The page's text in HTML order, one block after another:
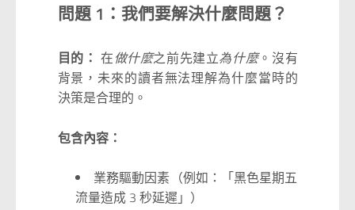
問題 1：我們要解決什麼問題？
目的： 在做什麼之前先建立為什麼。沒有
背景，未來的讀者無法理解為什麼當時的
決策是合理的。
包含內容：
業務驅動因素（例如：「黑色星期五
流量造成 3 秒延遲」）